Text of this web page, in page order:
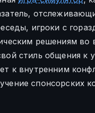
игроки с
решениям во
стиль общения к
к внутренним
спонсорских